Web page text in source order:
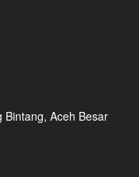
Bintang, Aceh Besar